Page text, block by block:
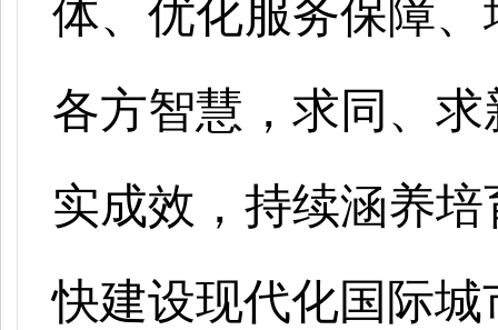
体、优化服务保障
各方智慧，求同、
实成效，持续涵养
快建设现代化国际城